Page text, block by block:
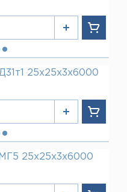
25х25х3х6000
25х25х3х6000